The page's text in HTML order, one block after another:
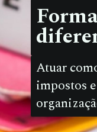
Atuar
impostos